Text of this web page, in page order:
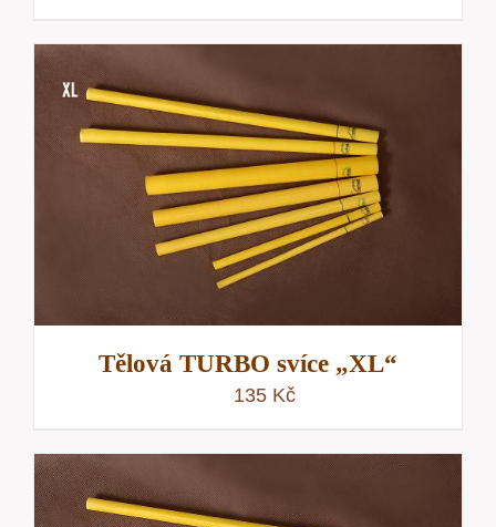
Tělová TURBO svíce „XL“
135 Kč